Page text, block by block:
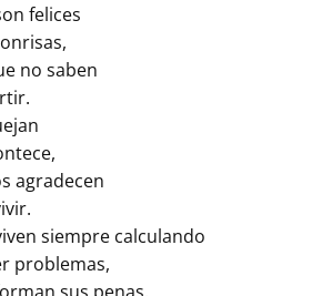
felices
no saben
agradecen
siempre calculando
problemas,